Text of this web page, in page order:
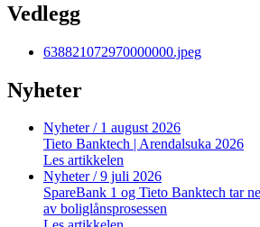
Vedlegg
638821072970000000.jpeg
Nyheter
Nyheter/ 1 august 2026
Tieto Banktech | Arendalsuka 2026
Les artikkelen
Nyheter/ 9 juli 2026
SpareBank 1 og Tieto Banktech tar
av boliglånsprosessen